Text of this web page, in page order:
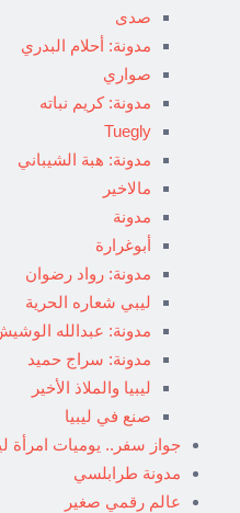
صدى
مدونة: أحلام البدري
صواري
مدونة: كريم نباته
Tuegly
مدونة: هبة الشيباني
مالاخير
مدونة
أبوغرارة
مدونة: رواد رضوان
ليبي شعاره الحرية
مدونة: عبدالله
مدونة: سراج حميد
ليبيا والملاذ الأخير
صنع في ليبيا
جواز سفر.. يوميات امرأة
مدونة طرابلسي
عالم رقمي صغير